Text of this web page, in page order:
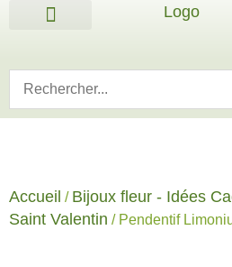
Accueil / Bijoux fleur - Idées
Saint Valentin / Pendentif